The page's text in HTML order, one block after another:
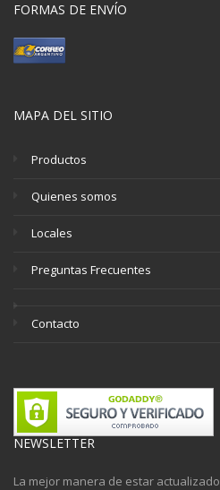
FORMAS DE ENVÍO
MAPA DEL SITIO
Productos
Quienes somos
Locales
Preguntas Frecuentes
Contacto
NEWSLETTER
La mejor manera de estar actualizado